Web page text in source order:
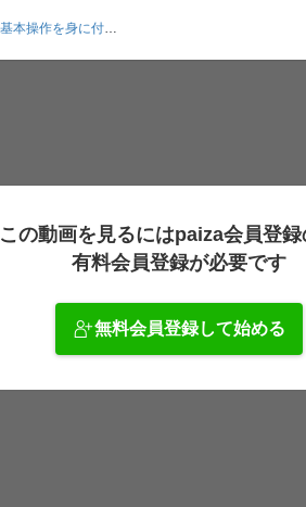
Git入門編１：Gitの基本操作を身に付けよう
この動画を見るにはpaiza会員登録
有料会員登録が必要です
無料会員登録して始める